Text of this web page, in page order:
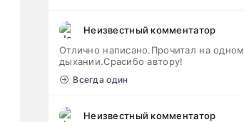
Неизвестный комментатор
Отлично написано.Прочитал на одном
дыхании.Срасибо автору!
Всегда один
Неизвестный комментатор